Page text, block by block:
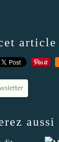
article
aussi